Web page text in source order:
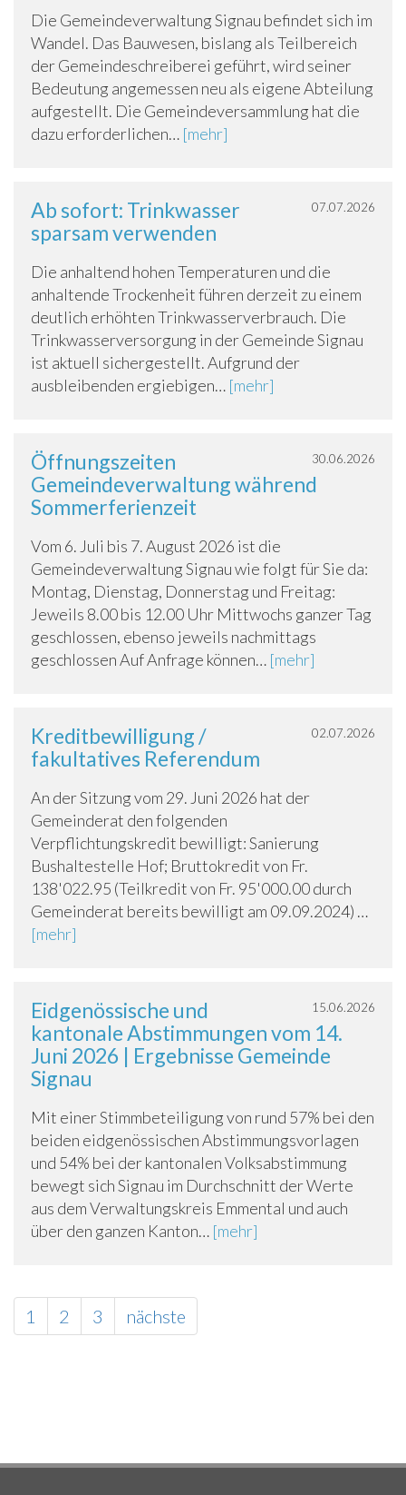
Die Gemeindeverwaltung Signau befindet sich im
Wandel. Das Bauwesen, bislang als Teilbereich
der Gemeindeschreiberei geführt, wird seiner
Bedeutung angemessen neu als eigene Abteilung
aufgestellt. Die Gemeindeversammlung hat die
dazu erforderlichen… [mehr]
07.07.2026
Ab sofort: Trinkwasser
sparsam verwenden
Die anhaltend hohen Temperaturen und die
anhaltende Trockenheit führen derzeit zu einem
deutlich erhöhten Trinkwasserverbrauch. Die
Trinkwasserversorgung in der Gemeinde Signau
ist aktuell sichergestellt. Aufgrund der
ausbleibenden ergiebigen… [mehr]
30.06.2026
Öffnungszeiten
Gemeindeverwaltung während
Sommerferienzeit
Vom 6. Juli bis 7. August 2026 ist die
Gemeindeverwaltung Signau wie folgt für Sie da:
Montag, Dienstag, Donnerstag und Freitag:
Jeweils 8.00 bis 12.00 Uhr Mittwochs ganzer Tag
geschlossen, ebenso jeweils nachmittags
geschlossen Auf Anfrage können… [mehr]
02.07.2026
Kreditbewilligung /
fakultatives Referendum
An der Sitzung vom 29. Juni 2026 hat der
Gemeinderat den folgenden
Verpflichtungskredit bewilligt: Sanierung
Bushaltestelle Hof; Bruttokredit von Fr.
138'022.95 (Teilkredit von Fr. 95'000.00 durch
Gemeinderat bereits bewilligt am 09.09.2024) …
[mehr]
15.06.2026
Eidgenössische und
kantonale Abstimmungen vom 14.
Juni 2026 | Ergebnisse Gemeinde
Signau
Mit einer Stimmbeteiligung von rund 57% bei den
beiden eidgenössischen Abstimmungsvorlagen
und 54% bei der kantonalen Volksabstimmung
bewegt sich Signau im Durchschnitt der Werte
aus dem Verwaltungskreis Emmental und auch
über den ganzen Kanton… [mehr]
1 2 3 nächste